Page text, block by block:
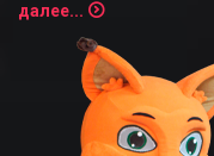
далее...